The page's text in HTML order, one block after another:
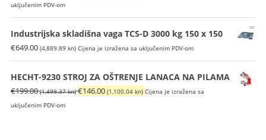
kn).
bila
je:
€649.00
(4,889.89
kn).
je:
€529.00
(3,985.75
kn).
uključenim PDV-om
Industrijska skladišna vaga TCS-D 3000 kg 150 x 150
€649.00 (4,889.89 kn) Cijena je izražena sa uključenim PDV-om
HECHT-9230 STROJ ZA OŠTRENJE LANACA NA PILAMA
€199.00 (1,499.37 kn)Izvorna
€146.00 (1,100.04 kn) Trenutna
Cijena je izražena sa
uključenim PDV-om